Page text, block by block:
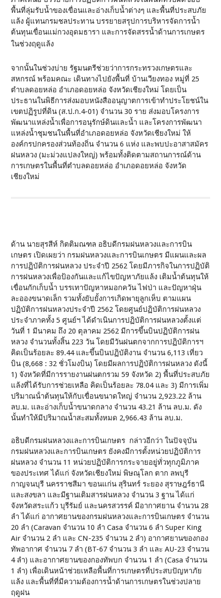
พื้นที่ลุ่มรับน้ำของเขื่อนและอ่างเก็บน้ำต่างๆ และพื้นที่ประสบภัย
แล้ง ผู้แทนกรมชลประทาน บรรยายสรุปการบริหารจัดการน้ำ
ต้นทุนเขื่อนแม่กวงอุดมธารา และการจัดสรรน้ำด้านการเกษตร
ในช่วงฤดูแล้ง
จากนั้นในช่วงบ่าย รัฐมนตรีช่วยว่าการกระทรวงเกษตรและ
สหกรณ์ พร้อมคณะ เดินทางไปยังพื้นที่ บ้านเวียงทอง หมู่ที่ 25
ตำบลดอยหล่อ อำเภอดอยหล่อ จังหวัดเชียงใหม่ โดยเป็น
ประธานในพิธีการส่งมอบหนังสืออนุญาตการเข้าทำประโยชน์ใน
เขตปฏิรูปที่ดิน (ส.ป.ก.4-01) จำนวน 30 ราย ส่งมอบโครงการ
พัฒนาแหล่งน้ำเพื่อการอนุรักษ์ดินและน้ำ และโครงการพัฒนา
แหล่งน้ำชุมชนในพื้นที่อำเภอดอยหล่อ จังหวัดเชียงใหม่ ให้
องค์กรปกครองส่วนท้องถิ่น จำนวน 6 แห่ง และพบปะอาสาสมัคร
ฝนหลวง (มะม่วงแปลงใหญ่) พร้อมทั้งติดตามสถานการณ์ด้าน
การเกษตรในพื้นที่ตำบลดอยหล่อ อำเภอดอยหล่อ จังหวัด
เชียงใหม่
ด้าน นายสุรสีห์ กิตติมณฑล อธิบดีกรมฝนหลวงและการบิน
เกษตร เปิดเผยว่า กรมฝนหลวงและการบินเกษตร มีแผนและผล
การปฏิบัติการฝนหลวง ประจําปี 2562 โดยมีภารกิจในการปฏิบัติ
การฝนหลวงเพื่อป้องกันและแก้ไขปัญหาภัยแล้ง เติมน้ำต้นทุนให้
เขื่อนกักเก็บน้ำ บรรเทาปัญหาหมอกควัน ไฟป่า และปัญหาฝุ่น
ละอองขนาดเล็ก รวมทั้งยับยั้งการเกิดพายุลูกเห็บ ตามแผน
ปฏิบัติการฝนหลวงประจําปี 2562 โดยศูนย์ปฏิบัติการฝนหลวง
ประจําภาคทั้ง 5 ศูนย์ฯ ได้ดําเนินการปฏิบัติการฝนหลวงตั้งแต่
วันที่ 1 มีนาคม ถึง 20 ตุลาคม 2562 มีการขึ้นบินปฏิบัติการฝน
หลวง จํานวนทั้งสิ้น 223 วัน โดยมีวันฝนตกจากการปฏิบัติการฯ
คิดเป็นร้อยละ 89.44 และขึ้นบินปฏิบัติงาน จํานวน 6,113 เที่ยว
บิน (8,668 : 32 ชั่วโมงบิน) โดยมีผลการปฏิบัติการฝนหลวง ดังนี้
1) จังหวัดที่มีการรายงานฝนตกรวม 59 จังหวัด 2) พื้นที่ประสบภัย
แล้งที่ได้รับการช่วยเหลือ คิดเป็นร้อยละ 78.04 และ 3) มีการเพิ่ม
ปริมาณน้ําต้นทุนให้กับเขื่อนขนาดใหญ่ จํานวน 2,923.22 ล้าน
ลบ.ม. และอ่างเก็บน้ำขนาดกลาง จํานวน 43.21 ล้าน ลบ.ม. ดัง
นั้นทําให้มีปริมาณน้ำสะสมทั้งหมด 2,966.43 ล้าน ลบ.ม.
อธิบดีกรมฝนหลวงและการบินเกษตร กล่าวอีกว่า ในปัจจุบัน
กรมฝนหลวงและการบินเกษตร ยังคงมีการตั้งหน่วยปฏิบัติการ
ฝนหลวง จํานวน 11 หน่วยปฏิบัติการกระจายอยู่ทั่วทุกภูมิภาค
ของประเทศ ได้แก่ จังหวัดเชียงใหม่ พิษณุโลก ตาก ลพบุรี
กาญจนบุรี นครราชสีมา ขอนแก่น สุรินทร์ ระยอง สุราษฎร์ธานี
และสงขลา และมีฐานเติมสารฝนหลวง จํานวน 3 ฐาน ได้แก่
จังหวัดสระแก้ว บุรีรัมย์ และนครสวรรค์ มีอากาศยาน จํานวน 28
ลํา ได้แก่ อากาศยานของกรมฝนหลวงและการบินเกษตร จํานวน
20 ลํา (Caravan จํานวน 10 ลํา Casa จํานวน 6 ลํา Super King
Air จํานวน 2 ลํา และ CN-235 จํานวน 2 ลํา) อากาศยานของกอง
ทัพอากาศ จํานวน 7 ลํา (BT-67 จํานวน 3 ลํา และ AU-23 จํานวน
4 ลํา) และอากาศยานของกองทัพบก จํานวน 1 ลํา (Casa จํานวน
1 ลํา) เพื่อเดินหน้าช่วยเหลือพื้นที่การเกษตรที่ประสบปัญหาภัย
แล้ง และพื้นที่ที่มีความต้องการน้ำด้านการเกษตรในช่วงปลาย
ฤดูฝน